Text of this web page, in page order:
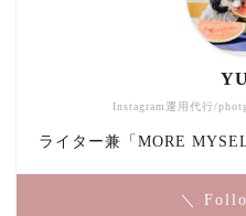
Instagram運用代行/
ライター兼「MORE
＼